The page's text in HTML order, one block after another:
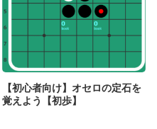
【初心者向け】オセロの定石を
覚えよう【初歩】